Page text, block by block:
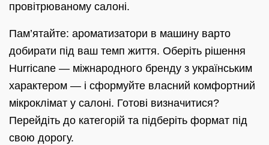
провітрюваному салоні.
Пам’ятайте: ароматизатори в машину варто
добирати під ваш темп життя. Оберіть рішення
Hurricane — міжнародного бренду з українським
характером — і сформуйте власний комфортний
мікроклімат у салоні. Готові визначитися?
Перейдіть до категорій та підберіть формат під
свою дорогу.